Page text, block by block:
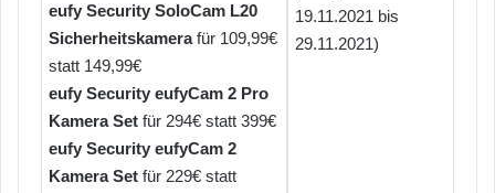
eufy Security SoloCam L20
Sicherheitskamerafür 109,99€
statt 149,99€
eufy Security eufyCam 2 Pro
Kamera Set für 294€ statt 399€
eufy Security eufyCam 2
Kamera Set für 229€ statt
19.11.2021 bis
29.11.2021)